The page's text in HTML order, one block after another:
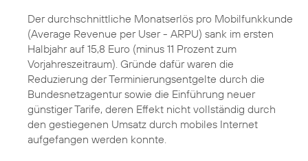
Der durchschnittliche Monatserlös pro Mobilfunkkunde
(Average Revenue per User - ARPU) sank im ersten
Halbjahr auf 15,8 Euro (minus 11 Prozent zum
Vorjahreszeitraum). Gründe dafür waren die
Reduzierung der Terminierungsentgelte durch die
Bundesnetzagentur sowie die Einführung neuer
günstiger Tarife, deren Effekt nicht vollständig durch
den gestiegenen Umsatz durch mobiles Internet
aufgefangen werden konnte.